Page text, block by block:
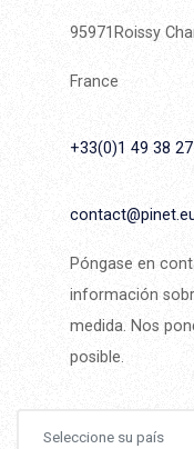
95971Roissy
France
+33(0)1 49 38
Póngase en
información
medida. Nos
posible.
Seleccione su país